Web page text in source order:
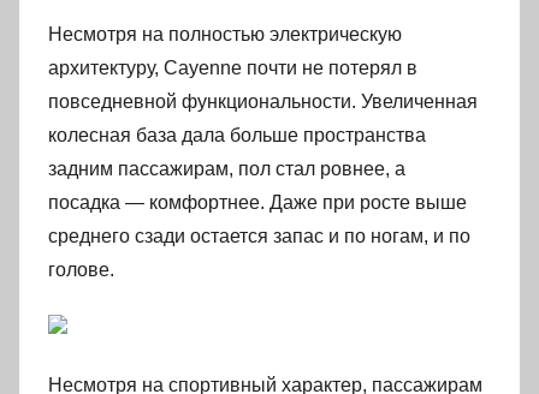
Несмотря на полностью электрическую
архитектуру, Cayenne почти не потерял в
повседневной функциональности. Увеличенная
колесная база дала больше пространства
задним пассажирам, пол стал ровнее, а
посадка — комфортнее. Даже при росте выше
среднего сзади остается запас и по ногам, и по
голове.
Несмотря на спортивный характер, пассажирам